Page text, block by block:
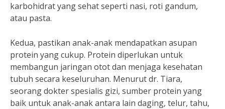
karbohidrat yang sehat seperti nasi, roti gandum,
atau pasta.
Kedua, pastikan anak-anak mendapatkan asupan
protein yang cukup. Protein diperlukan untuk
membangun jaringan otot dan menjaga kesehatan
tubuh secara keseluruhan. Menurut dr. Tiara,
seorang dokter spesialis gizi, sumber protein yang
baik untuk anak-anak antara lain daging, telur, tahu,